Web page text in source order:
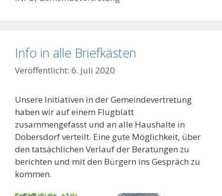
Info in alle Briefkästen
6. Juli 2020
Unsere Initiativen in der Gemeindevertretung
haben wir auf einem Flugblatt
zusammengefasst und an alle Haushalte in
Dobersdorf verteilt. Eine gute Möglichkeit, über
den tatsächlichen Verlauf der Beratungen zu
berichten und mit den Bürgern ins Gespräch zu
kommen.